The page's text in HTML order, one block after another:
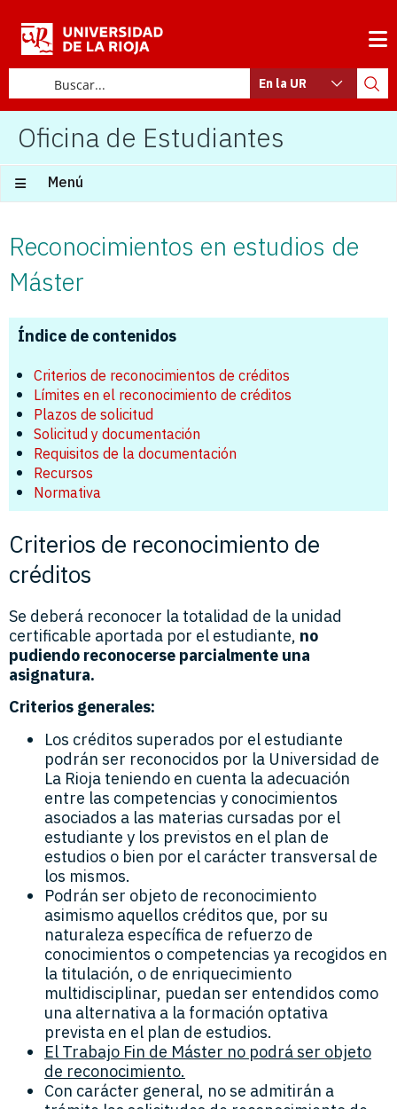
En la UR
Oficina de Estudiantes
Menú
Reconocimientos en estudios de
Máster
Índice de contenidos
Criterios de reconocimientos de créditos
Límites en el reconocimiento de créditos
Plazos de solicitud
Solicitud y documentación
Requisitos de la documentación
Recursos
Normativa
Criterios de reconocimiento de
créditos
Se deberá reconocer la totalidad de la unidad
certificable aportada por el estudiante, no
pudiendo reconocerse parcialmente una
asignatura.
Criterios generales:
Los créditos superados por el estudiante
podrán ser reconocidos por la Universidad de
La Rioja teniendo en cuenta la adecuación
entre las competencias y conocimientos
asociados a las materias cursadas por el
estudiante y los previstos en el plan de
estudios o bien por el carácter transversal de
los mismos.
Podrán ser objeto de reconocimiento
asimismo aquellos créditos que, por su
naturaleza específica de refuerzo de
conocimientos o competencias ya recogidos en
la titulación, o de enriquecimiento
multidisciplinar, puedan ser entendidos como
una alternativa a la formación optativa
prevista en el plan de estudios.
El Trabajo Fin de Máster no podrá ser objeto
de reconocimiento.
Con carácter general, no se admitirán a